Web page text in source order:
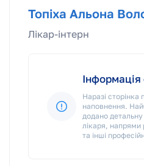
Топіха Альона
Лікар-інтерн
Наразі сторінка
наповнення.
додано
лікаря, напрями
та інші